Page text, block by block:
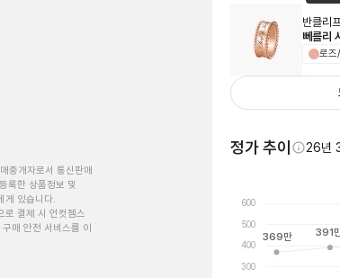
중개자로서 통신판매
록한 상품정보 및
게 있습니다.
로 결제 시 언컷젬스
매 안전 서비스를 이
반클리
뻬를리
로즈
정가 추이 26년
300
400
500
600
369만 391